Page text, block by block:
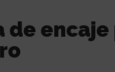
de encaje